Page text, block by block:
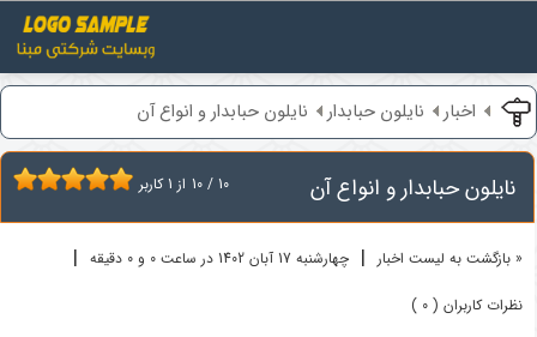
اخبار نایلون حبابدار نایلون حبابدار و انواع آن
نایلون حبابدار و انواع آن 10 / 10 از 1 کاربر
« بازگشت به لیست اخبار | چهارشنبه 17 آبان 1402 در ساعت 0 و 0 دقیقه |
نظرات کاربران ( 0 )